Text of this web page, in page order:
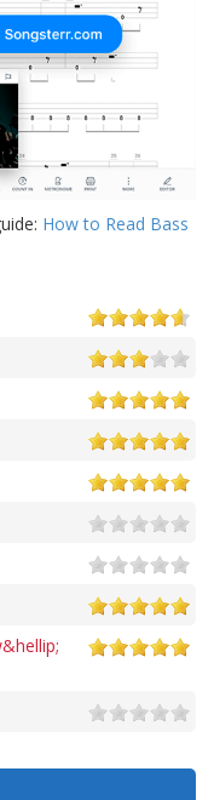
How to Read Bass